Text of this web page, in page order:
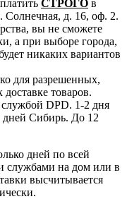
СТРОГО в
Солнечная, д. 16, оф. 2.
вы не сможете
а при выборе города,
никаких вариантов
для разрешенных,
доставке товаров.
службой DPD. 1-2 дня
дней Сибирь. До 12
дней по всей
службами на дом или в
высчитывается